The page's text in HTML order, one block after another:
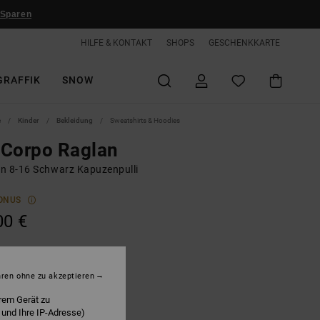
HILFE & KONTAKT SHOPS GESCHENKKARTE
SNOW
Kinder Bekleidung Sweatshirts & Hoodies
Raglan
8-16 Schwarz Kapuzenpulli
€
Gerät zu
Ihre IP-Adresse)
ohne zu akzeptieren